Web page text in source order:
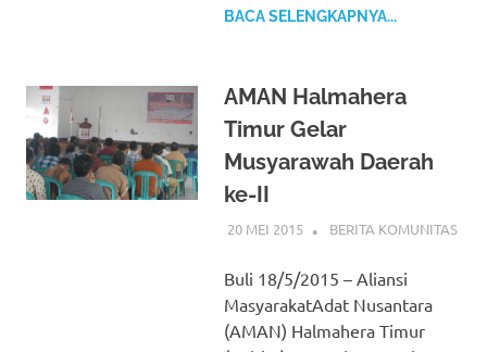
BACA SELENGKAPNYA...
AMAN Halmahera
Timur Gelar
Musyarawah Daerah
ke-II
20 MEI 2015 BERITA KOMUNITAS
Buli 18/5/2015 – Aliansi
MasyarakatAdat Nusantara
(AMAN) Halmahera Timur